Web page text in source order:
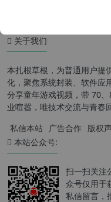
关于我们
本扎根草根，为普通用户提
化，聚焦系统封装、软件应
分享童年游戏视频，带 70
业喧嚣，唯技术交流与青春
私信本站 广告合作 版权
本站公众号:
扫一扫关注
众号仅用于
私信留言，